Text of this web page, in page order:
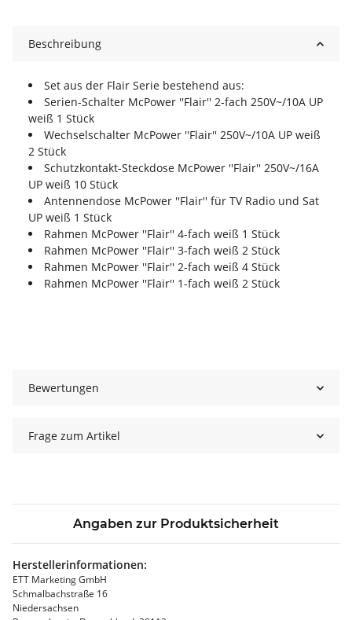
Beschreibung
Set aus der Flair Serie bestehend aus:
Serien-Schalter McPower ''Flair'' 2-fach 250V~/10A UP
weiß 1 Stück
Wechselschalter McPower ''Flair'' 250V~/10A UP weiß
2 Stück
Schutzkontakt-Steckdose McPower ''Flair'' 250V~/16A
UP weiß 10 Stück
Antennendose McPower ''Flair'' für TV Radio und Sat
UP weiß 1 Stück
Rahmen McPower ''Flair'' 4-fach weiß 1 Stück
Rahmen McPower ''Flair'' 3-fach weiß 2 Stück
Rahmen McPower ''Flair'' 2-fach weiß 4 Stück
Rahmen McPower ''Flair'' 1-fach weiß 2 Stück
Bewertungen
Frage zum Artikel
Angaben zur Produktsicherheit
Herstellerinformationen:
ETT Marketing GmbH
Schmalbachstraße 16
Niedersachsen